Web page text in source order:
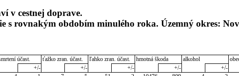
v cestnej doprave.
s rovnakým obdobím minulého roka. Územný okres:
účast. ťažko zran. účast. ľahko zran. účast. hmotná škoda alkohol
+/- +/- +/- +/- +/-